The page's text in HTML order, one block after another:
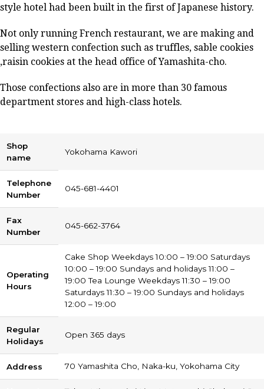
style hotel had been built in the first of Japanese history.
Not only running French restaurant, we are making and
selling western confection such as truffles, sable cookies
,raisin cookies at the head office of Yamashita-cho.
Those confections also are in more than 30 famous
department stores and high-class hotels.
Shop
name
Yokohama Kawori
Telephone
Number
045-681-4401
Fax
Number
045-662-3764
Operating
Hours
Cake Shop Weekdays 10:00 – 19:00 Saturdays
10:00 – 19:00 Sundays and holidays 11:00 –
19:00 Tea Lounge Weekdays 11:30 – 19:00
Saturdays 11:30 – 19:00 Sundays and holidays
12:00 – 19:00
Regular
Holidays
Open 365 days
Address 70 Yamashita Cho, Naka-ku, Yokohama City